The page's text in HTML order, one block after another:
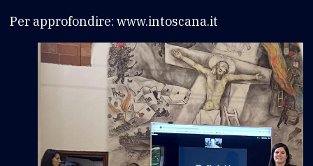
Per approfondire: www.intoscana.it